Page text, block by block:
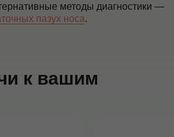
методы диагностики —
пазух носа.
к вашим